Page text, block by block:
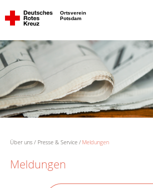
Ortsverein
Potsdam
Über uns Presse & Service Meldungen
Meldungen